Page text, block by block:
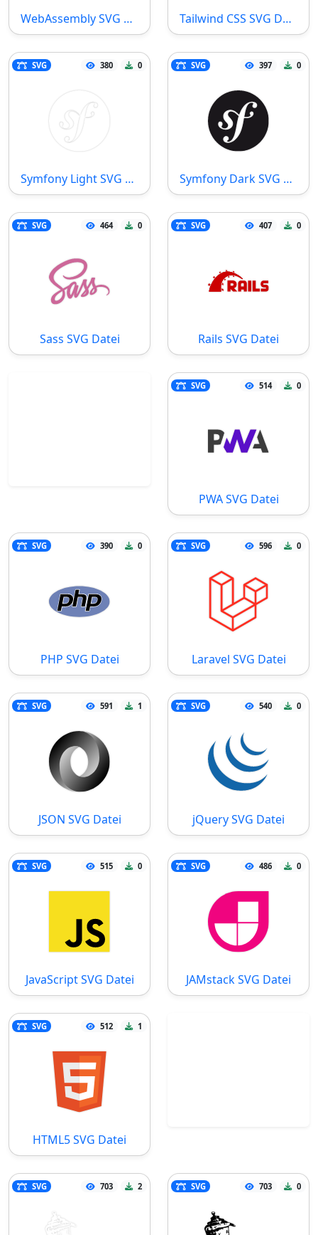
WebAssembly SVG Datei Tailwind CSS SVG Datei
SVG 380 0
Symfony Light SVG Datei
SVG 397 0
Symfony Dark SVG Datei
SVG 464 0
Sass SVG Datei
SVG 407 0
Rails SVG Datei
SVG 514 0
PWA SVG Datei
SVG 390 0
PHP SVG Datei
SVG 596 0
Laravel SVG Datei
SVG 591 1
JSON SVG Datei
SVG 540 0
jQuery SVG Datei
SVG 515 0
JavaScript SVG Datei
SVG 486 0
JAMstack SVG Datei
SVG 512 1
HTML5 SVG Datei
SVG 703 2 SVG 703 0